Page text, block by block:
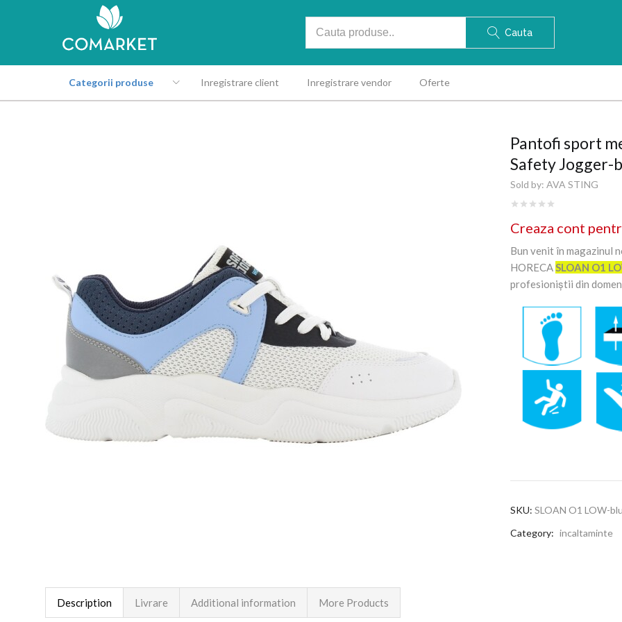
Cauta
Categorii produse Inregistrare client Inregistrare vendor Oferte
Pantofi sport
Safety Jogger-
Sold by: AVA STING
Creaza cont
Bun venit în magazinul
HORECASLOAN O1
profesioniștii din
SKU: SLOAN O1 LOW-
Category: incaltaminte
Description Livrare Additional information More Products